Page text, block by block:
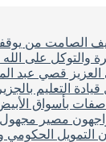
الصامت من
والتوكل على
العزيز قصي عبد
التعليم
بأسواق
مصير
الحكومي